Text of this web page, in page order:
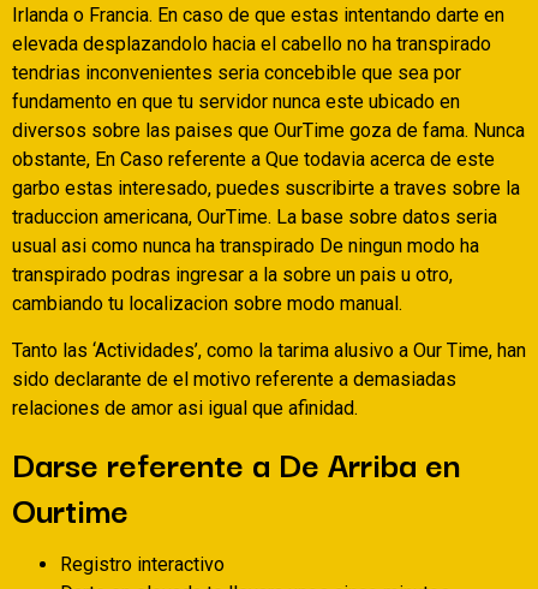
Irlanda o Francia. En caso de que estas intentando darte en
elevada desplazandolo hacia el cabello no ha transpirado
tendri­as inconvenientes seri­a concebible que sea por
fundamento en que tu servidor nunca este ubicado en
diversos sobre las paises que OurTime goza de fama. Nunca
obstante, En Caso referente a Que todavia acerca de este
garbo estas interesado, puedes suscribirte a traves sobre la
traduccion americana, OurTime. La base sobre datos seri­a
usual asi­ como nunca ha transpirado De ningun modo ha
transpirado podras ingresar a la sobre un pais u otro,
cambiando tu localizacion sobre modo manual.
Tanto las ‘Actividades’, como la tarima alusivo a Our Time, han
sido declarante de el motivo referente a demasiadas
relaciones de amor asi­ igual que afinidad.
Darse referente a De Arriba en
Ourtime
Registro interactivo